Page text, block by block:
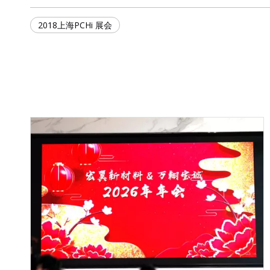
2018上海PCHi 展会